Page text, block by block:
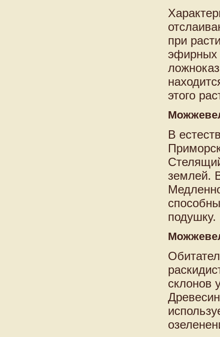
при
эфирных
этого
В
землей.
подушку.
склонов